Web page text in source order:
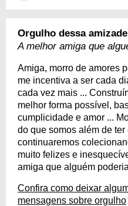
Orgulho dessa amizade
A melhor amiga que
Amiga, morro de amores
me incentiva a ser cada
cada vez mais ...
melhor forma possível,
cumplicidade e amor ...
do que somos além de
continuaremos
muito felizes e
amiga que alguém
Confira como deixar
mensagens sobre orgulho